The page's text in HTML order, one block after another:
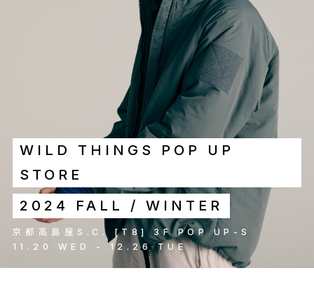
WILD THINGS POP UP
STORE
2024 FALL / WINTER
京都高島屋S.C. [T8] 3F POP UP-S
11.20 WED - 12.26 TUE